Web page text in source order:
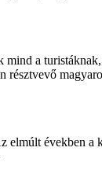
a
elmúlt években a